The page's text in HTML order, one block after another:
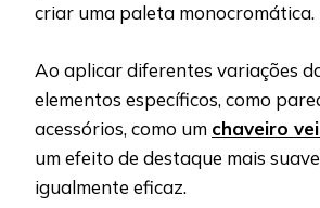
criar uma paleta monocromática.
Ao aplicar diferentes variações
elementos específicos, como
acessórios, como um chaveiro
um efeito de destaque mais
igualmente eficaz.